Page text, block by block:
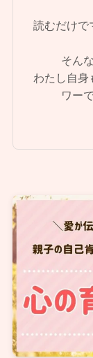
読むだけで
そん
わたし自身
ワー